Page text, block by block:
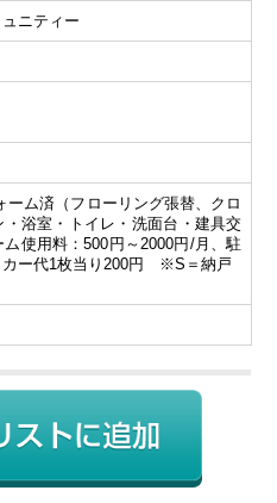
ニティー
ーム済（フローリング張替、クロ
・浴室・トイレ・洗面台・建具交
使用料：500円～2000円/月、駐
カー代1枚当り200円 ※S＝納戸